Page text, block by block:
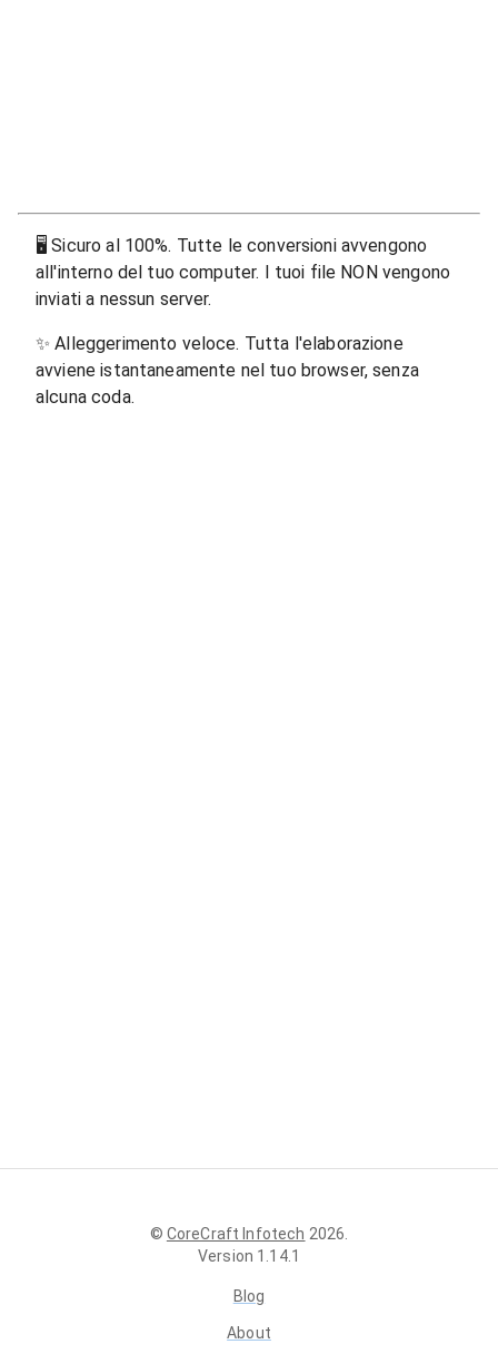
🖥Sicuro al 100%. Tutte le conversioni avvengono
all'interno del tuo computer. I tuoi file NON vengono
inviati a nessun server.
✨Alleggerimento veloce. Tutta l'elaborazione
avviene istantaneamente nel tuo browser, senza
alcuna coda.
© CoreCraft Infotech 2026
Version 1.14.1
Blog
About